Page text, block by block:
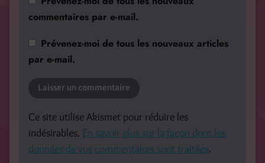
commentaires par e-mail.
Prévenez-moi de tous les nouveaux articles
par e-mail.
Ce site utilise Akismet pour réduire les
indésirables. En savoir plus sur la façon dont les
données de vos commentaires sont traitées.